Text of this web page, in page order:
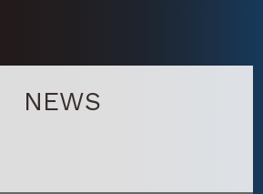
NEWS